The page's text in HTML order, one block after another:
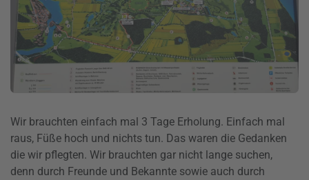
Wir brauchten einfach mal 3 Tage Erholung. Einfach mal
raus, Füße hoch und nichts tun. Das waren die Gedanken
die wir pflegten. Wir brauchten gar nicht lange suchen,
denn durch Freunde und Bekannte sowie auch durch